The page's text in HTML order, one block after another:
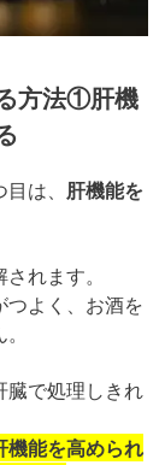
方法①肝機
は、 肝機能を
れます。
つよく、お酒を
臓で処理しきれ
機能を高められ